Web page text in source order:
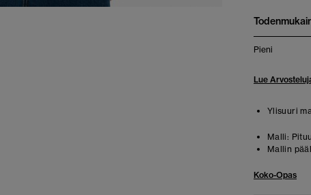
Pieni
Lue
Ylisuuri
Malli:
Mallin
Koko-Opas